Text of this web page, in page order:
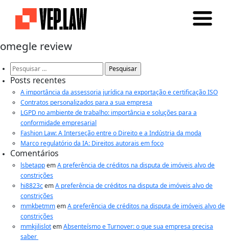
omegle review
Pesquisar
por:
Posts recentes
A importância da assessoria jurídica na exportação e certificação ISO
Contratos personalizados para a sua empresa
LGPD no ambiente de trabalho: importância e soluções para a
conformidade empresarial
Fashion Law: A Interseção entre o Direito e a Indústria da moda
Marco regulatório da IA: Direitos autorais em foco
Comentários
lsbetappemA preferência de créditos na disputa de imóveis alvo de
constrições
hi8823cemA preferência de créditos na disputa de imóveis alvo de
constrições
mmkbetmmemA preferência de créditos na disputa de imóveis alvo de
constrições
mmkjilislotemAbsenteísmo e Turnover: o que sua empresa precisa
saber